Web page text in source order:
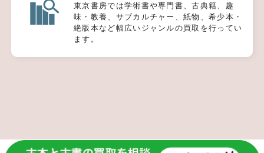
東京書房では学術書や専門書、古典籍、趣
味・教養、サブカルチャー、紙物、希少本・
絶版本など幅広いジャンルの買取を行ってい
ます。